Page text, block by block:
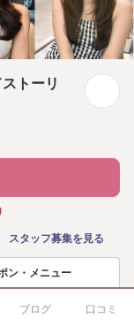
トーリ
スタッフ募集を見る
ン・メニュー
ブログ 口コミ